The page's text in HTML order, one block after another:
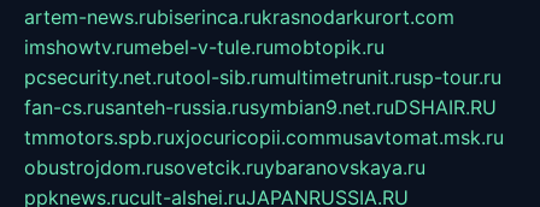
artem-news.rubiserinca.rukrasnodarkurort.com
imshowtv.rumebel-v-tule.rumobtopik.ru
pcsecurity.net.rutool-sib.rumultimetrunit.rusp-tour.ru
fan-cs.rusanteh-russia.rusymbian9.net.ruDSHAIR.RU
tmmotors.spb.ruxjocuricopii.commusavtomat.msk.ru
obustrojdom.rusovetcik.ruybaranovskaya.ru
ppknews.rucult-alshei.ruJAPANRUSSIA.RU